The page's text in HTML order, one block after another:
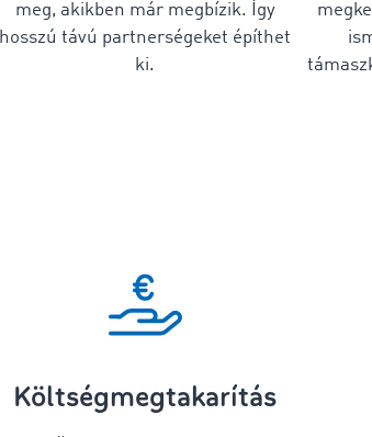
meg, akikben már megbízik. Így
hosszú távú partnerségeket építhet
ki.
Költségmegtakarítás